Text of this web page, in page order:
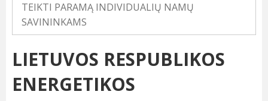
TEIKTI PARAMĄ INDIVIDUALIŲ NAMŲ
SAVININKAMS
LIETUVOS RESPUBLIKOS
ENERGETIKOS